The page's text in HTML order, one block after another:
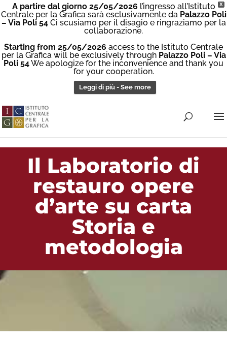
X
A partire dal giorno 25/05/2026 l’ingresso all’Istituto
Centrale per la Grafica sarà esclusivamente da Palazzo Poli
– Via Poli 54Ci scusiamo per il disagio e ringraziamo per la
collaborazione.
Starting from 25/05/2026 access to the Istituto Centrale
per la Grafica will be exclusively through Palazzo Poli – Via
Poli 54We apologize for the inconvenience and thank you
for your cooperation.
Leggi di più - See more
Il Laboratorio di
restauro opere
d’arte su carta
Storia e
metodologia